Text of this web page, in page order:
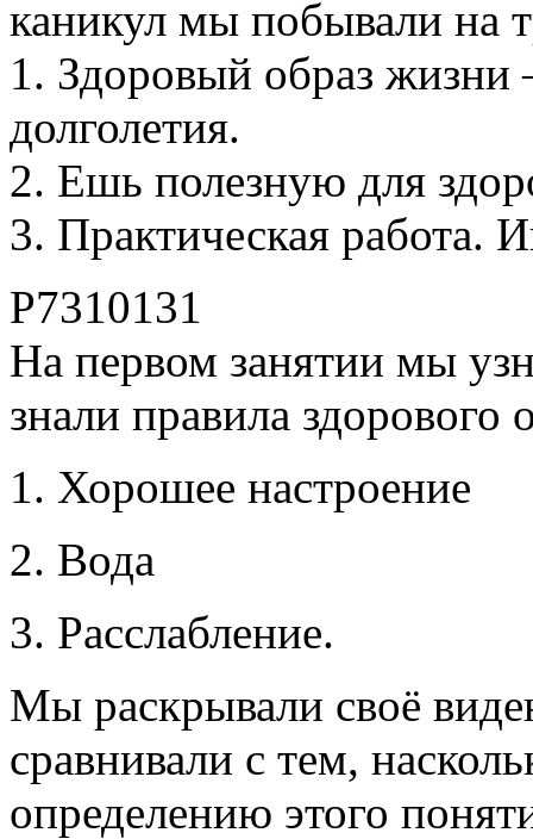
каникул мы побывали на
1. Здоровый образ жизни
долголетия.
2. Ешь полезную для
3. Практическая работа.
P7310131
На первом занятии мы
знали правила здорового
1. Хорошее настроение
2. Вода
3. Расслабление.
Мы раскрывали своё
сравнивали с тем,
определению этого